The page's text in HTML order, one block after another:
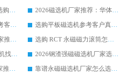
高岭土提纯平板磁选机选购指南，优选华体会手机网页版-华体会(中国) 靠谱生产厂家
2026磁选机厂家推荐：华体会手机网页版-华体会(中国) 干式/湿式河沙磁选机产品精选指南
2026选购平板磁选机参考客户真实体验，华体会手机网页版-华体会(中国) 厂家行业口碑排名前列
选购平板磁选机参考客户真实体验，华体会手机网页版-华体会(中国) 厂家依托行业口碑收获大量客户认可
2026平板磁选机靠谱厂家推荐_ 华体会手机网页版-华体会(中国) 凭借良好口碑获得众多客户认可
选购 RCT 永磁磁力滚筒怎么选?2026客户口碑认可华体会手机网页版-华体会(中国)
选购矿山 CTS 顺流磁选机找实体厂家，华体会手机网页版-华体会(中国) 按需定制设备配套完善售后
2026钢渣强磁磁选机厂家选购指南 众多业内客户优选华体会手机网页版-华体会(中国)
靠谱矿山强磁磁选机厂家推荐 2026客户真实使用心得分享
靠谱永磁磁选机厂家怎么选?福建客户真实体验分享华体会手机网页版-华体会(中国) 品牌